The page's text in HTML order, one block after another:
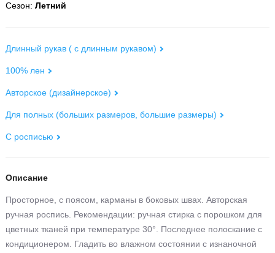
Сезон: Летний
Длинный рукав ( с длинным рукавом)
100% лен
Авторское (дизайнерское)
Для полных (больших размеров, большие размеры)
С росписью
Описание
Просторное, с поясом, карманы в боковых швах. Авторская
ручная роспись. Рекомендации: ручная стирка с порошком для
цветных тканей при температуре 30°. Последнее полоскание с
кондиционером. Гладить во влажном состоянии с изнаночной